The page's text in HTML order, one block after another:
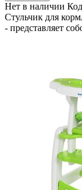
Нет в наличии
Стульчик для
- представляет